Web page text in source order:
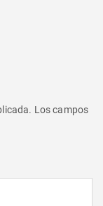
Los campos